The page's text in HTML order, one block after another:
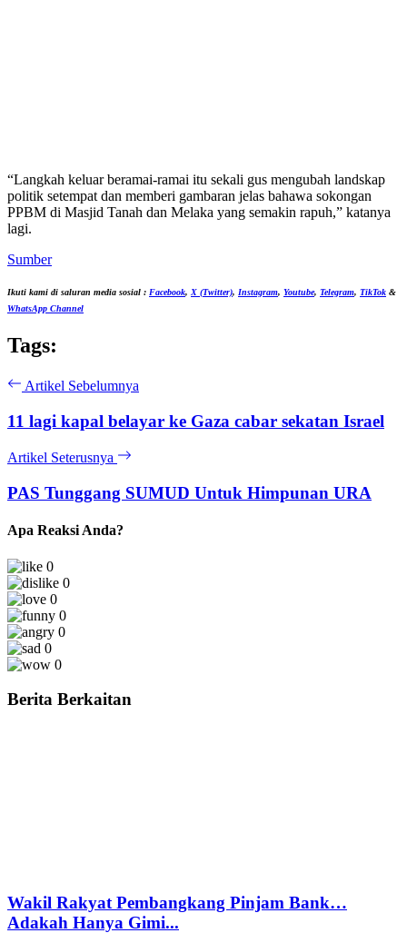
“Langkah keluar beramai-ramai itu sekali gus mengubah landskap
politik setempat dan memberi gambaran jelas bahawa sokongan
PPBM di Masjid Tanah dan Melaka yang semakin rapuh,” katanya
lagi.
Sumber
Ikuti kami di saluran media sosial : Facebook, X (Twitter), Instagram, Youtube, Telegram, TikTok &
WhatsApp Channel
Tags:
Artikel Sebelumnya
11 lagi kapal belayar ke Gaza cabar sekatan Israel
Artikel Seterusnya
PAS Tunggang SUMUD Untuk Himpunan URA
Apa Reaksi Anda?
0
0
0
0
0
0
0
Berita Berkaitan
Wakil Rakyat Pembangkang Pinjam Bank…
Adakah Hanya Gimi...